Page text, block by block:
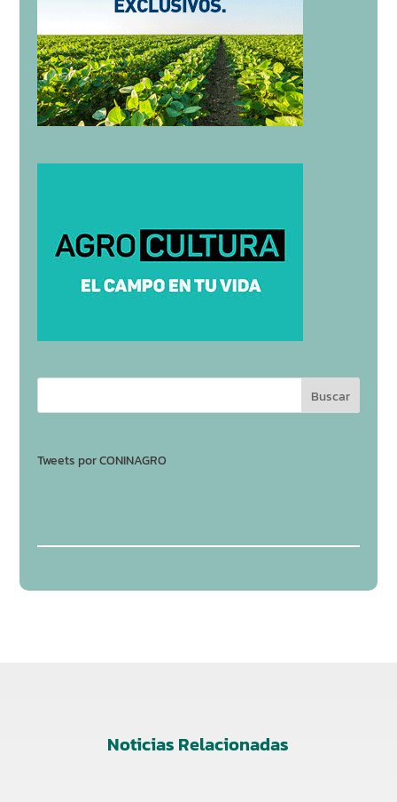
Tweets por CONINAGRO
Noticias Relacionadas